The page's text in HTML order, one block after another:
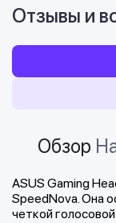
Отзывы и
Обзор
ASUS Gaming
SpeedNova. Она
четкой